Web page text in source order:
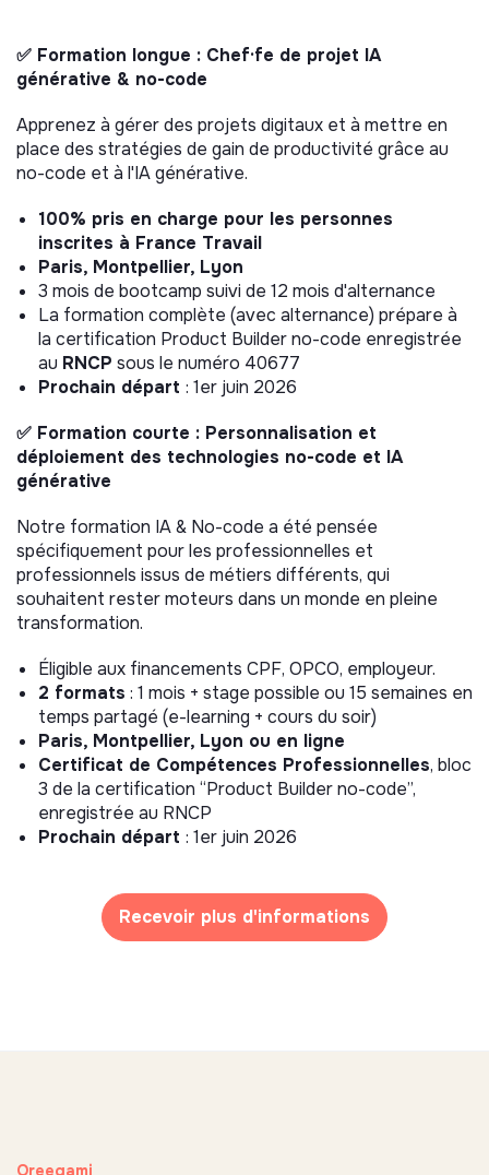
✅ Formation longue : Chef·fe de projet IA
générative & no-code
Apprenez à gérer des projets digitaux et à mettre en
place des stratégies de gain de productivité grâce au
no-code et à l'IA générative.
100% pris en charge pour les personnes
inscrites à France Travail
Paris, Montpellier, Lyon
3 mois de bootcamp suivi de 12 mois d'alternance
La formation complète (avec alternance) prépare à
la certification Product Builder no-code enregistrée
au RNCP sous le numéro 40677
Prochain départ : 1er juin 2026
✅ Formation courte : Personnalisation et
déploiement des technologies no-code et IA
générative
Notre formation IA & No-code a été pensée
spécifiquement pour les professionnelles et
professionnels issus de métiers différents, qui
souhaitent rester moteurs dans un monde en pleine
transformation.
Éligible aux financements CPF, OPCO, employeur.
2 formats : 1 mois + stage possible ou 15 semaines en
temps partagé (e-learning + cours du soir)
Paris, Montpellier, Lyon ou en ligne
Certificat de Compétences Professionnelles, bloc
3 de la certification “Product Builder no-code”,
enregistrée au RNCP
Prochain départ : 1er juin 2026
Recevoir plus d'informations
Oreegami